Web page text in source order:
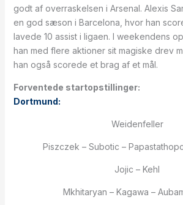
godt af overraskelsen i Arsenal. Alexis
en god sæson i Barcelona, hvor han
lavede 10 assist i ligaen. I weekendens
han med flere aktioner sit magiske drev
han også scorede et brag af et mål.
Forventede startopstillinger:
Dortmund:
Weidenfeller
Piszczek – Subotic –
Jojic – Kehl
Mkhitaryan – Kagawa –